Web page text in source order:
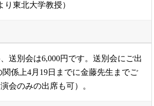
り東北大学教授）
送別会は6,000円です。送別会にご出
関係上4月19日までに金藤先生までご
会のみの出席も可）。